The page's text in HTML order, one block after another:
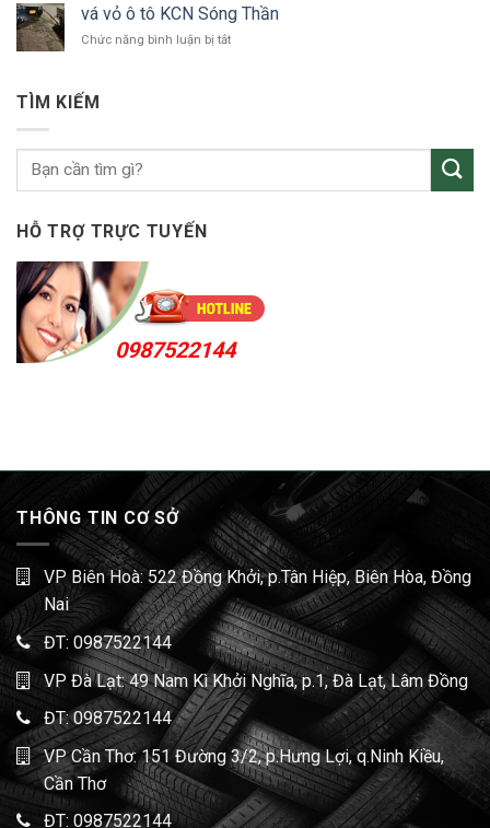
Bắc
Tân
Uyên
ô
tô
vá vỏ ô tô KCN Sóng Thần
Chức năng bình luận bị tắtở
Sóng
TÌM KIẾM
HỖ TRỢ TRỰC TUYẾN
0987522144
THÔNG TIN CƠ SỞ
VP Biên Hoà: 522 Đồng Khởi, p.Tân Hiệp, Biên Hòa, Đồng
Nai
ĐT: 0987522144
VP Đà Lạt: 49 Nam Kì Khởi Nghĩa, p.1, Đà Lạt, Lâm Đồng
ĐT:0987522144
VP Cần Thơ: 151 Đường 3/2, p.Hưng Lợi, q.Ninh Kiều,
Cần Thơ
ĐT: 0987522144